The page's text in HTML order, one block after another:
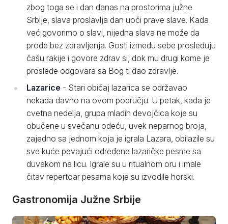
zbog toga se i dan danas na prostorima južne
Srbije, slava proslavlja dan uoči prave slave. Kada
već govorimo o slavi, nijedna slava ne može da
prođe bez zdravljenja. Gosti između sebe prosleđuju
čašu rakije i govore zdrav si, dok mu drugi kome je
proslede odgovara sa Bog ti dao zdravlje.
Lazarice - Stari običaj lazarica se održavao
nekada davno na ovom području. U petak, kada je
cvetna nedelja, grupa mladih devojčica koje su
obučene u svečanu odeću, uvek neparnog broja,
zajedno sa jednom koja je igrala Lazara, obilazile su
sve kuće pevajući određene lazaričke pesme sa
duvakom na licu. Igrale su u ritualnom oru i imale
čitav repertoar pesama koje su izvodile horski.
Gastronomija Južne Srbije